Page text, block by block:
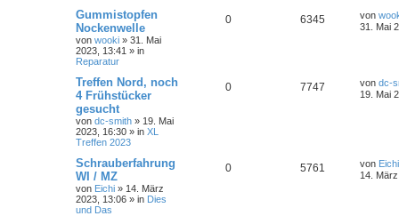
Gummistopfen
Nockenwelle
von wooki » 31. Mai
2023, 13:41 » in
Reparatur
0 6345 von
31. Mai
Treffen Nord, noch
4 Frühstücker
gesucht
von dc-smith » 19. Mai
2023, 16:30 » in XL
Treffen 2023
0 7747 von dc-
19. Mai
Schrauberfahrung
WI / MZ
von Eichi » 14. März
2023, 13:06 » in Dies
und Das
0 5761 von Eichi
14.